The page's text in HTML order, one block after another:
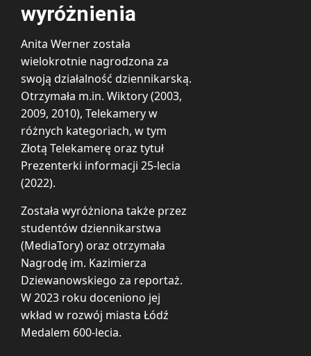
wyróżnienia
Anita Werner została
wielokrotnie nagrodzona za
swoją działalność dziennikarską.
Otrzymała m.in. Wiktory (2003,
2009, 2010), Telekamery w
różnych kategoriach, w tym
Złotą Telekamerę oraz tytuł
Prezenterki informacji 25-lecia
(2022).
Została wyróżniona także przez
studentów dziennikarstwa
(MediaTory) oraz otrzymała
Nagrodę im. Kazimierza
Dziewanowskiego za reportaż.
W 2023 roku doceniono jej
wkład w rozwój miasta Łódź
Medalem 600-lecia.